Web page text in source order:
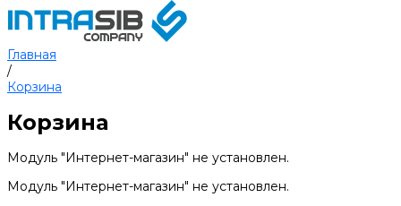
Главная
/
Корзина
Корзина
Модуль "Интернет-магазин" не установлен.
Модуль "Интернет-магазин" не установлен.